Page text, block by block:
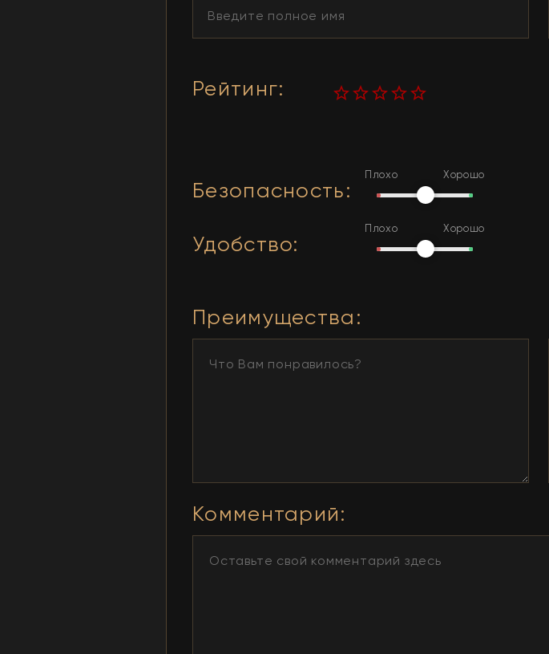
Рейтинг:
Безопасность:
Плохо Хорошо
Удобство:
Плохо Хорошо
Преимущества :
Комментарий: